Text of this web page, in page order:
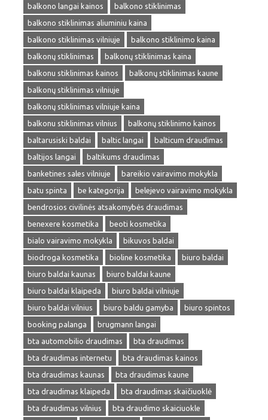
balkono langai kainos
balkono stiklinimas
balkono stiklinimas aliuminiu kaina
balkono stiklinimas vilniuje
balkono stiklinimo kaina
balkonų stiklinimas
balkonų stiklinimas kaina
balkonu stiklinimas kainos
balkonų stiklinimas kaune
balkonų stiklinimas vilniuje
balkonų stiklinimas vilniuje kaina
balkonu stiklinimas vilnius
balkonų stiklinimo kainos
baltarusiski baldai
baltic langai
balticum draudimas
baltijos langai
baltikums draudimas
banketines sales vilniuje
bareikio vairavimo mokykla
batu spinta
be kategorija
belejevo vairavimo mokykla
bendrosios civilinės atsakomybės draudimas
benexere kosmetika
beoti kosmetika
bialo vairavimo mokykla
bikuvos baldai
biodroga kosmetika
bioline kosmetika
biuro baldai
biuro baldai kaunas
biuro baldai kaune
biuro baldai klaipeda
biuro baldai vilniuje
biuro baldai vilnius
biuro baldu gamyba
biuro spintos
booking palanga
brugmann langai
bta automobilio draudimas
bta draudimas
bta draudimas internetu
bta draudimas kainos
bta draudimas kaunas
bta draudimas kaune
bta draudimas klaipeda
bta draudimas skaičiuoklė
bta draudimas vilnius
bta draudimo skaiciuokle